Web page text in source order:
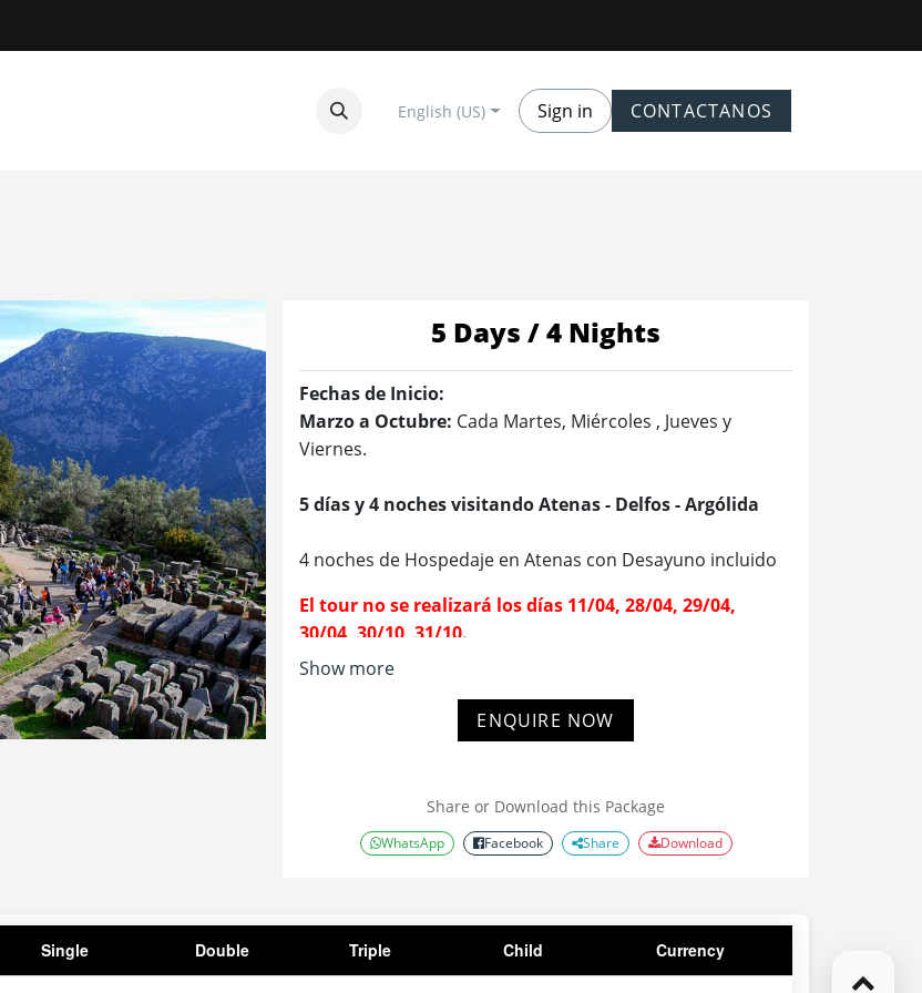
English (US) Sign in CONTACTANOS
5 Days / 4 Nights
Fechas de Inicio:
Marzo a Octubre: Cada Martes, Miércoles , Jueves y
Viernes.
5 días y 4 noches visitando Atenas - Delfos - Argólida
4 noches de Hospedaje en Atenas con Desayuno incluido
El tour no se realizará los días 11/04, 28/04, 29/04,
30/04, 30/10, 31/10.
Show more
ENQUIRE NOW
Share or Download this Package
WhatsApp Facebook Share Download
Single Double Triple Child Currency